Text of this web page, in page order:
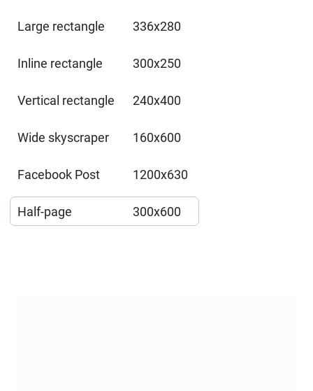
Large rectangle 336x280
Inline rectangle 300x250
Vertical rectangle 240x400
Wide skyscraper 160x600
Facebook Post 1200x630
Half-page 300x600